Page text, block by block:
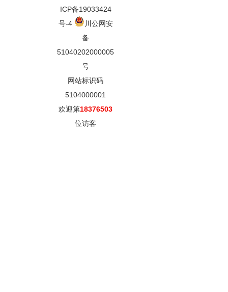
ICP备19033424
号-4
川公网安
备
51040202000005
号
网站标识码
5104000001
欢迎第18376503
位访客